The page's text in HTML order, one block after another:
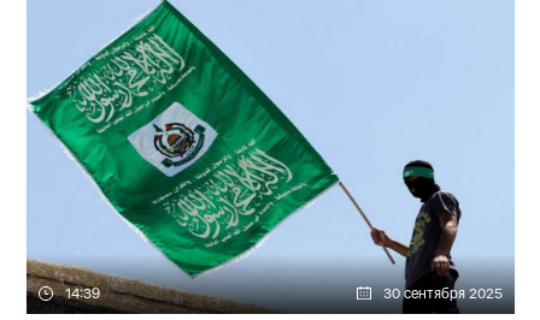
14:39 30 сентября 2025